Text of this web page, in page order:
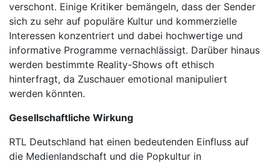
BLOOMBERG HT
verschont. Einige Kritiker bemängeln, dass der Sender
sich zu sehr auf populäre Kultur und kommerzielle
Interessen konzentriert und dabei hochwertige und
informative Programme vernachlässigt. Darüber hinaus
werden bestimmte Reality-Shows oft ethisch
hinterfragt, da Zuschauer emotional manipuliert
werden könnten.
Gesellschaftliche Wirkung
RTL Deutschland hat einen bedeutenden Einfluss auf
die Medienlandschaft und die Popkultur in